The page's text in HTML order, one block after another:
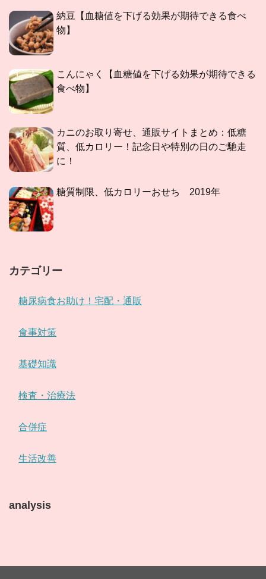
納豆【血糖値を下げる効果が期待できる食べ
物】
こんにゃく【血糖値を下げる効果が期待できる
食べ物】
カニのお取り寄せ、通販サイトまとめ：低糖
質、低カロリー！記念日や特別の日のご馳走
に！
糖質制限、低カロリーおせち 2019年
カテゴリー
糖尿病食お助け！宅配・通販
食事対策
基礎知識
検査・治療法
合併症
生活改善
analysis